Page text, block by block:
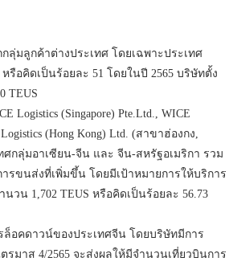
ลุ่มลูกค้าต่างประเทศ โดยเฉพาะประเทศ
รือคิดเป็นร้อยละ 51 โดยในปี 2565 บริษัทตั้ง
TEUS
(Singapore) Pte.Ltd., WICE
(Hong Kong) Ltd. (สาขาฮ่องกง,
กลุ่มอาเซียน-จีน และ จีน-สหรัฐอเมริกา รวม
รขนส่งที่เพิ่มขึ้น โดยมีเป้าหมายการให้บริการ
วน 1,702 TEUS หรือคิดเป็นร้อยละ 56.73
อคดาวน์ของประเทศจีน โดยบริษัทมีการ
มาส 4/2565 จะส่งผลให้มีจำนวนเที่ยวบินการ